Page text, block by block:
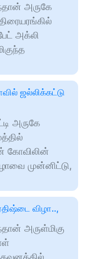
அருகே
அக்லி
ஜல்லிக்கட்டு
அருகே
கோவிலின்
முன்னிட்டு,
விழா..,
அருள்மிகு